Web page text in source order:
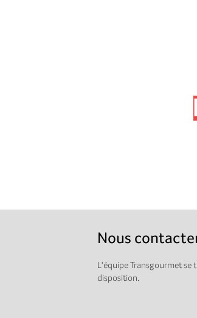
Nous
L'équipe Transgourmet se
disposition.